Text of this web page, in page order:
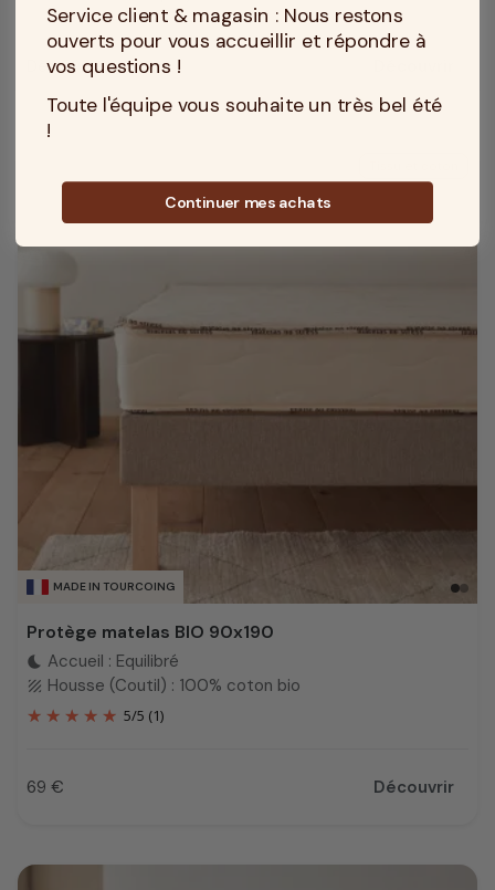
Prix
Dès 599 €
MADE IN TOURCOING
Protège matelas BIO 90x190
bedtime Accueil : Equilibré
texture Housse (Coutil) : 100% coton bio
5/5 (1)
Prix
69 € Découvrir
Service client & magasin : Nous restons
ouverts pour vous accueillir et répondre à
vos questions !
Toute l'équipe vous souhaite un très bel été
!
Continuer mes achats